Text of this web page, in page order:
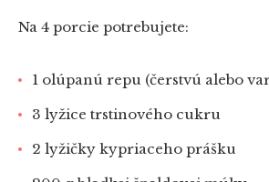
Na 4 porcie potrebujete:
1 olúpanú repu (čerstvú alebo
3 lyžice trstinového cukru
2 lyžičky kypriaceho prášku